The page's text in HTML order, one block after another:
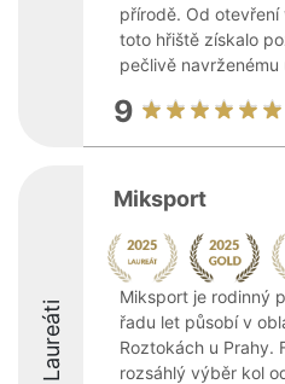
přírodě. Od
toto hřiště získalo
pečlivě navrženému
9
Laureáti
Miksport
Miksport je rodinný
řadu let působí v
Roztokách u Prahy.
rozsáhlý výběr kol